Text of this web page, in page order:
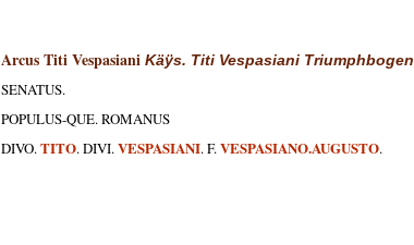
Arcus Titi Vespasiani Käÿs. Titi Vespasiani Triumphbogen
SENATUS.
POPULUS-QUE. ROMANUS
DIVO.TITO. DIVI.VESPASIANI. F.VESPASIANO.AUGUSTO.